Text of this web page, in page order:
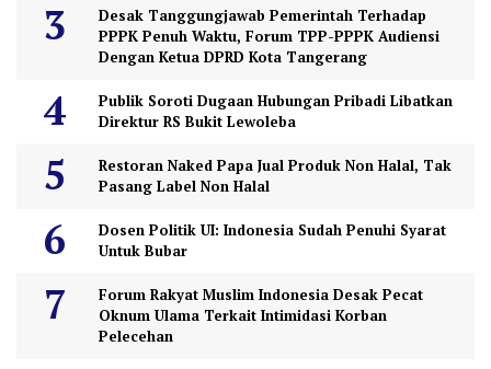
Desak Tanggungjawab Pemerintah Terhadap
PPPK Penuh Waktu, Forum TPP-PPPK Audiensi
Dengan Ketua DPRD Kota Tangerang
Publik Soroti Dugaan Hubungan Pribadi Libatkan
Direktur RS Bukit Lewoleba
Restoran Naked Papa Jual Produk Non Halal, Tak
Pasang Label Non Halal
Dosen Politik UI: Indonesia Sudah Penuhi Syarat
Untuk Bubar
Forum Rakyat Muslim Indonesia Desak Pecat
Oknum Ulama Terkait Intimidasi Korban
Pelecehan